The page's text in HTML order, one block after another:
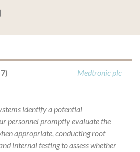
Medtronic plc
identify a potential
personnel promptly evaluate the
appropriate, conducting root
internal testing to assess whether